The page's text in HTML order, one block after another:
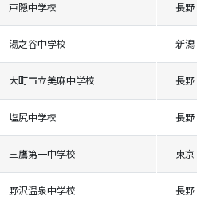
戸隠中学校 長野
湯之谷中学校 新潟
大町市立美麻中学校 長野
塩尻中学校 長野
三鷹第一中学校 東京
野沢温泉中学校 長野